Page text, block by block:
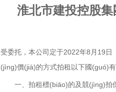
淮北市建投控股
受委托，本公司定于2022年8月19日
(jìng)價(jià)的方式拍租以下國(guó)
一、拍租標(biāo)的及競(jìng)